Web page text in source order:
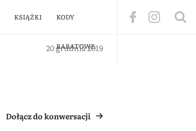
KSIĄŻKI KODY
RABATOWE
20 grudnia 2019
Dołącz do konwersacji